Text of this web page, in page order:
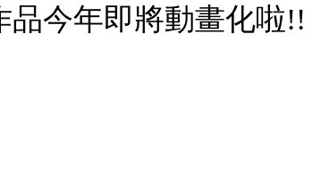
今年即將動畫化啦!!